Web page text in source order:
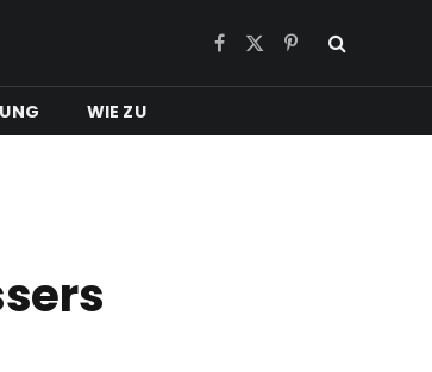
Facebook
X
Pinterest
WIE ZU